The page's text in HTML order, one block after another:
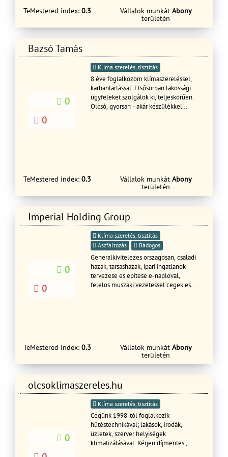
TeMestered index: 0.3 Vállalok munkát Abony
területén
Bazsó Tamás
0
0
Klíma szerelés, tisztítás
8 éve foglalkozom klímaszereléssel,
karbantartással. Elsősorban lakossági
ügyfeleket szolgálok ki, teljeskörűen.
Olcsó, gyorsan - akár készülékkel
TeMestered index: 0.3 Vállalok munkát Abony
területén
Imperial Holding Group
0
0
Klíma szerelés, tisztítás
Aszfaltozás
Bádogos
Generalkivitelezes orszagosan, csaladi
hazak, tarsashazak, ipari ingatlanok
tervezese es epitese e-naploval,
felelos muszaki vezetessel cegek es
kapacitassal rendelkezunk.
Cegcsoportunk foglalkozik ingatlan-
ertekesitessel, berbe adassal, sajat
hitelugyintezessel-es
palyazatmenedzsmenttel is, igy teljes
koru szolgaltatast tudunk nyujtani
partnereinknek, mind a kivitelezes,
mind a finanszirozas, mind az ingatlan
megfelelo hasznositasa teruleten.
Csok-os hazak epiteset orszagosan,
TeMestered index: 0.3 Vállalok munkát Abony
területén
olcsoklimaszereles.hu
0
Klíma szerelés, tisztítás
Cégünk 1998-tól foglalkozik
hűtéstechnikával; lakások, irodák,
üzletek, szerver helyiségek
klimatizálásával. Kérjen díjmentes ,